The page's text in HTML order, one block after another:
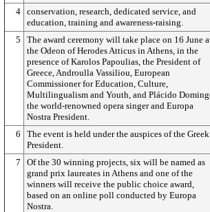
4 conservation, research, dedicated service, and
education, training and awareness-raising.
5
The award ceremony will take place on 16 June
the Odeon of Herodes Atticus in Athens, in the
presence of Karolos Papoulias, the President of
Greece, Androulla Vassiliou, European
Commissioner for Education, Culture,
Multilingualism and Youth, and Plácido
the world-renowned opera singer and Europa
Nostra President.
6
The event is held under the auspices of the Greek
President.
7
Of the 30 winning projects, six will be named as
grand prix laureates in Athens and one of the
winners will receive the public choice award,
based on an online poll conducted by Europa
Nostra.